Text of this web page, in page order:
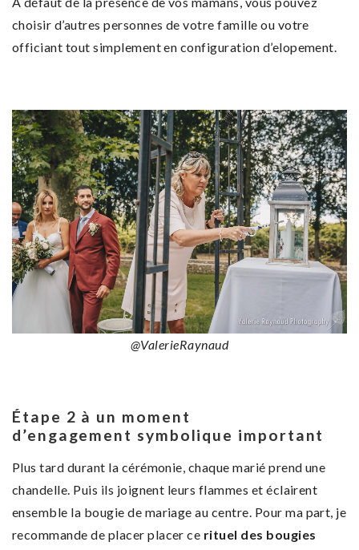
choisir d’autres personnes de votre famille ou votre
officiant tout simplement en configuration d’elopement.
@ValerieRaynaud
Étape 2 à un moment
d’engagement symbolique important
Plus tard durant la cérémonie, chaque marié prend une
chandelle. Puis ils joignent leurs flammes et éclairent
ensemble la bougie de mariage au centre. Pour ma part, je
recommande de placer placer ce rituel des bougies